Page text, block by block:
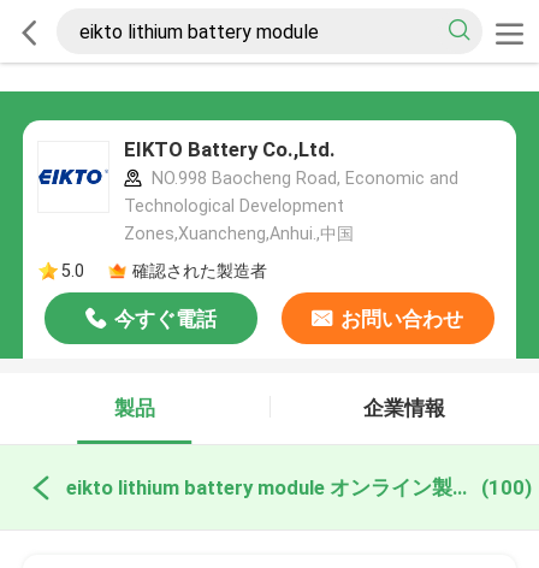
EIKTO Battery Co.,Ltd.
NO.998 Baocheng Road, Economic and
Technological Development
Zones,Xuancheng,Anhui.,中国
5.0
確認された製造者
今すぐ電話 お問い合わせ
製品 企業情報
eikto lithium battery module オンライン製造 (100)